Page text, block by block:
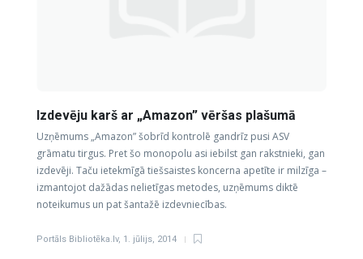
Izdevēju karš ar „Amazon” vēršas plašumā
Uzņēmums „Amazon” šobrīd kontrolē gandrīz pusi ASV
grāmatu tirgus. Pret šo monopolu asi iebilst gan rakstnieki, gan
izdevēji. Taču ietekmīgā tiešsaistes koncerna apetīte ir milzīga –
izmantojot dažādas nelietīgas metodes, uzņēmums diktē
noteikumus un pat šantažē izdevniecības.
Portāls Bibliotēka.lv, 1. jūlijs, 2014